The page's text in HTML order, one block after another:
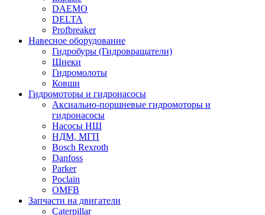
DAEMO
DELTA
Profbreaker
Навесное оборудование
Гидробуры (Гидровращатели)
Шнеки
Гидромолоты
Ковши
Гидромоторы и гидронасосы
Аксиально-поршневые гидромоторы и
гидронасосы
Насосы НШ
НДМ, МГП
Bosch Rexroth
Danfoss
Parker
Poclain
OMFB
Запчасти на двигатели
Caterpillar